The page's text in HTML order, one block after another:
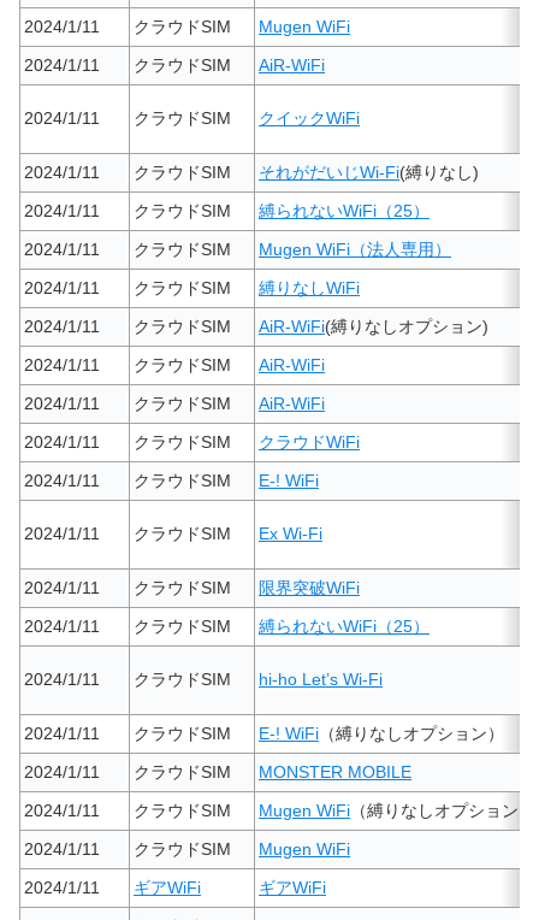
2024/1/11
クラウドSIM
Mugen WiFi
2024/1/11
クラウドSIM AiR-WiFi
2024/1/11 クラウドSIM クイックWiFi
2024/1/11 クラウドSIM それがだいじWi-Fi(縛りなし)
2024/1/11
クラウドSIM
縛られないWiFi（25）
2024/1/11
クラウドSIM
Mugen WiFi（法人専用）
2024/1/11
クラウドSIM
縛りなしWiFi
2024/1/11
クラウドSIM AiR-WiFi(縛りなしオプション)
2024/1/11
クラウドSIM
AiR-WiFi
2024/1/11
クラウドSIM
AiR-WiFi
2024/1/11
クラウドSIM
クラウドWiFi
2024/1/11
クラウドSIM E-! WiFi
2024/1/11 クラウドSIM Ex Wi-Fi
2024/1/11 クラウドSIM
限界突破WiFi
2024/1/11
クラウドSIM 縛られないWiFi（25）
2024/1/11 クラウドSIM hi-ho Let’s Wi-Fi
2024/1/11 クラウドSIM E-! WiFi （縛りなしオプション）
2024/1/11
クラウドSIM
MONSTER MOBILE
2024/1/11
クラウドSIM Mugen WiFi （縛りなしオプション）
2024/1/11
クラウドSIM
Mugen WiFi
2024/1/11
ギアWiFi
ギアWiFi